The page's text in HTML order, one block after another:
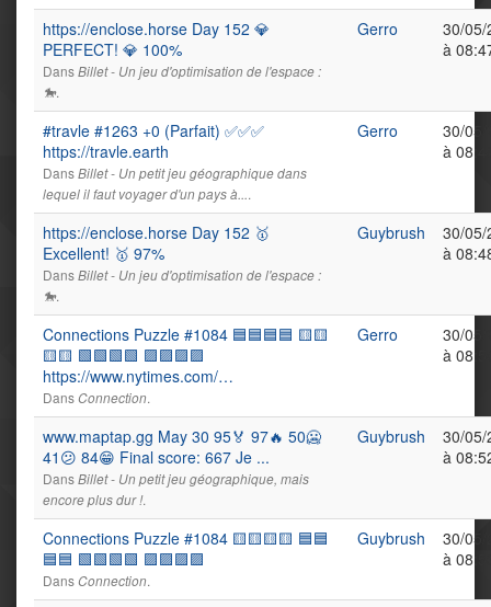
https://enclose.horse Day 152 💎
PERFECT! 💎 100%
DansBillet - Un jeu d'optimisation de l'espace :
🐎.
Gerro
30/05/
à
#travle #1263 +0 (Parfait) ✅✅✅
https://travle.earth
DansBillet - Un petit jeu géographique dans
lequel il faut voyager d'un pays à....
Gerro
30/05/
à
https://enclose.horse Day 152 🥇
Excellent! 🥇 97%
DansBillet - Un jeu d'optimisation de l'espace :
🐎.
Guybrush
30/05/
à
Connections Puzzle #1084 🟦🟦🟦🟦 🟨🟨
🟨🟨 🟩🟩🟩🟩 🟪🟪🟪🟪
https://www.nytimes.com/…
DansConnection.
Gerro
30/05/
à
www.maptap.gg May 30 95🏅 97🔥 50🥶
41😕 84😁 Final score: 667 Je ...
DansBillet - Un petit jeu géographique, mais
encore plus dur !.
Guybrush
30/05/
à
Connections Puzzle #1084 🟨🟨🟨🟨 🟦🟦
🟦🟦 🟩🟩🟩🟩 🟪🟪🟪🟪
DansConnection.
Guybrush
30/05/
à